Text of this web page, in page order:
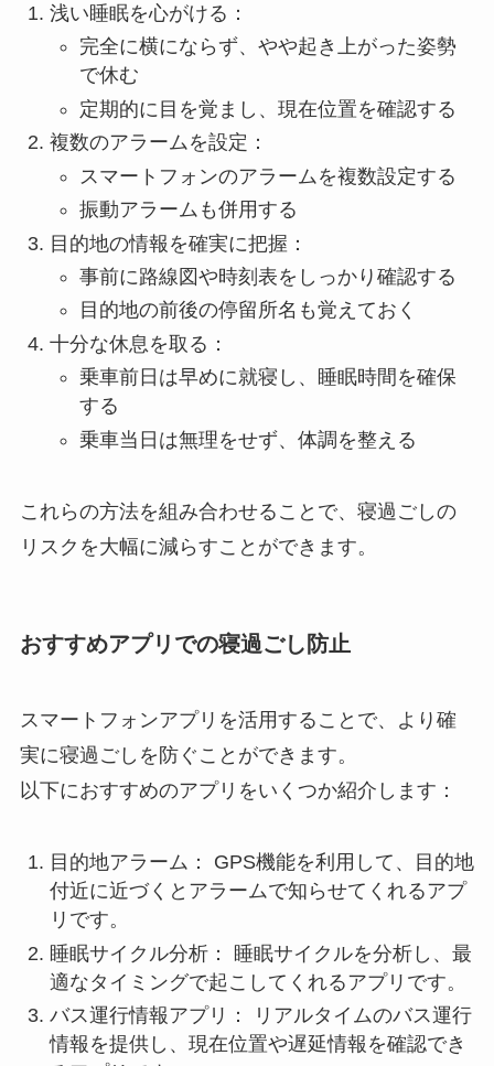
浅い睡眠を心がける：
完全に横にならず、やや起き上がった姿勢
で休む
定期的に目を覚まし、現在位置を確認する
複数のアラームを設定：
スマートフォンのアラームを複数設定する
振動アラームも併用する
目的地の情報を確実に把握：
事前に路線図や時刻表をしっかり確認する
目的地の前後の停留所名も覚えておく
十分な休息を取る：
乗車前日は早めに就寝し、睡眠時間を確保
する
乗車当日は無理をせず、体調を整える
これらの方法を組み合わせることで、寝過ごしの
リスクを大幅に減らすことができます。
おすすめアプリでの寝過ごし防止
スマートフォンアプリを活用することで、より確
実に寝過ごしを防ぐことができます。
以下におすすめのアプリをいくつか紹介します：
目的地アラーム： GPS機能を利用して、目的地
付近に近づくとアラームで知らせてくれるアプ
リです。
睡眠サイクル分析： 睡眠サイクルを分析し、最
適なタイミングで起こしてくれるアプリです。
バス運行情報アプリ： リアルタイムのバス運行
情報を提供し、現在位置や遅延情報を確認でき